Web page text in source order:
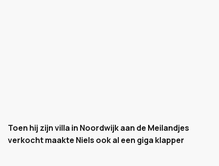
Toen hij zijn villa in Noordwijk aan de Meilandjes
verkocht maakte Niels ook al een giga klapper